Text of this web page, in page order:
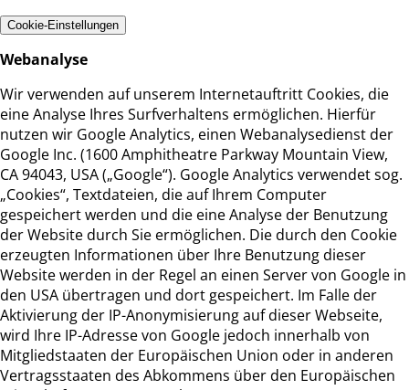
Cookie-Einstellungen
Webanalyse
Wir verwenden auf unserem Internetauftritt Cookies, die
eine Analyse Ihres Surfverhaltens ermöglichen. Hierfür
nutzen wir Google Analytics, einen Webanalysedienst der
Google Inc. (1600 Amphitheatre Parkway Mountain View,
CA 94043, USA („Google“). Google Analytics verwendet sog.
„Cookies“, Textdateien, die auf Ihrem Computer
gespeichert werden und die eine Analyse der Benutzung
der Website durch Sie ermöglichen. Die durch den Cookie
erzeugten Informationen über Ihre Benutzung dieser
Website werden in der Regel an einen Server von Google in
den USA übertragen und dort gespeichert. Im Falle der
Aktivierung der IP-Anonymisierung auf dieser Webseite,
wird Ihre IP-Adresse von Google jedoch innerhalb von
Mitgliedstaaten der Europäischen Union oder in anderen
Vertragsstaaten des Abkommens über den Europäischen